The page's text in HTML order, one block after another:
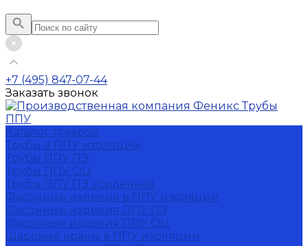
+7 (495) 847-07-44
Заказать звонок
Каталог товаров
Трубы в ППУ изоляции
Трубы ППУ ПЭ
Трубы ППУ ОЦ
Трубы ППУ ПЭ Усиленная
Фасонные изделия в ППУ изоляции
Фасонные изделия ППУ ПЭ
Фасонные изделия ППУ ОЦ
Шаровые краны в ППУ изоляции